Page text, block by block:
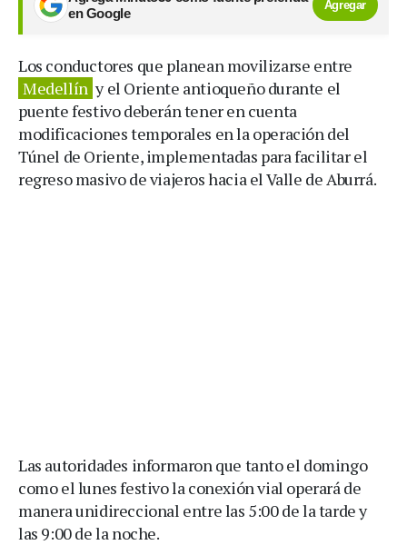
en Google
Agregar
Los conductores que planean movilizarse entre
Medellín y el Oriente antioqueño durante el
puente festivo deberán tener en cuenta
modificaciones temporales en la operación del
Túnel de Oriente, implementadas para facilitar el
regreso masivo de viajeros hacia el Valle de Aburrá.
Las autoridades informaron que tanto el domingo
como el lunes festivo la conexión vial operará de
manera unidireccional entre las 5:00 de la tarde y
las 9:00 de la noche.